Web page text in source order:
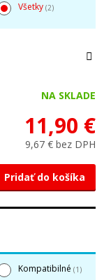
Všetky (2)
NA SKLADE
11,90 €
9,67 € bez DPH
Pridať do košíka
Kompatibilné (1)